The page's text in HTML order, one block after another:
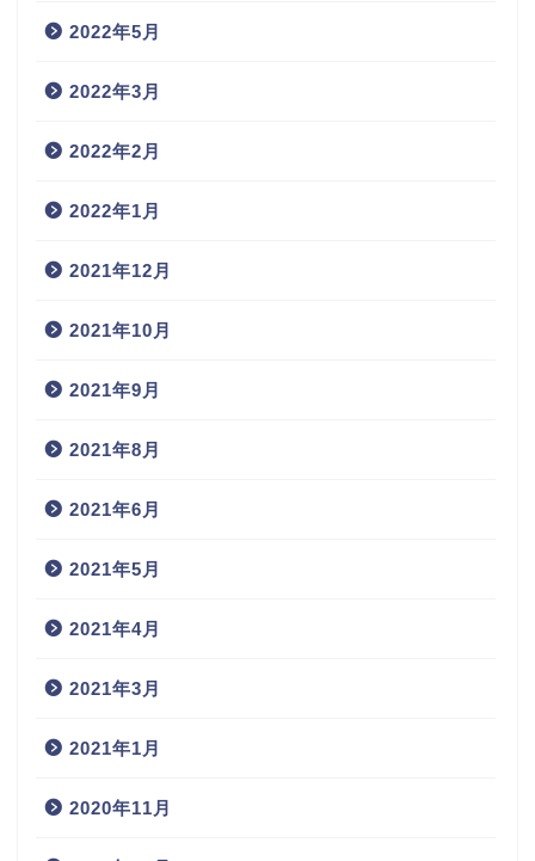
2022年5月
2022年3月
2022年2月
2022年1月
2021年12月
2021年10月
2021年9月
2021年8月
2021年6月
2021年5月
2021年4月
2021年3月
2021年1月
2020年11月